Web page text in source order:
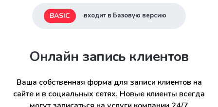
BASIC входит в Базовую версию
Онлайн запись клиентов
Ваша собственная форма для записи клиентов на
сайте и в социальных сетях. Новые клиенты всегда